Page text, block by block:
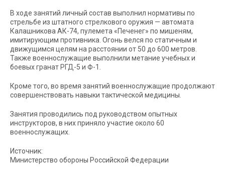
В ходе занятий личный состав выполнил нормативы по
стрельбе из штатного стрелкового оружия — автомата
Калашникова АК-74, пулемета «Печенег» по мишеням,
имитирующим противника. Огонь велся по статичным и
движущимся целям на расстоянии от 50 до 600 метров.
Также военнослужащие выполнили метание учебных и
боевых гранат РГД-5 и Ф-1.
Кроме того, во время занятий военнослужащие продолжают
совершенствовать навыки тактической медицины.
Занятия проводились под руководством опытных
инструкторов, в них приняло участие около 60
военнослужащих.
Источник:
Министерство обороны Российской Федерации